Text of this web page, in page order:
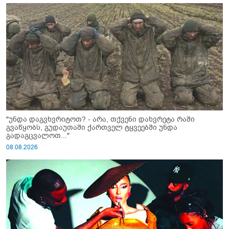
"უნდა დაგვხვრიტოთ? - არა, თქვენი დახვრეტა რაში
გვაწყობს, გუდაუთაში ქართველ ტყვეებში უნდა
გადაგცვალოთ..."
08.08.2026